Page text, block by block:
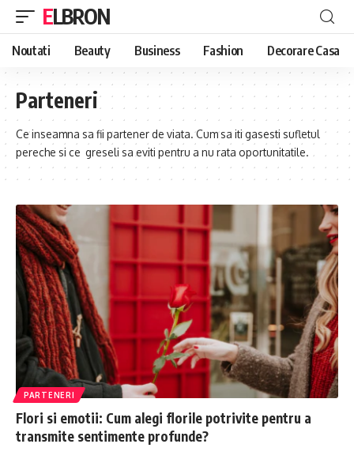
ELBRON
Noutati Beauty Business Fashion Decorare Casa
Parteneri
Ce inseamna sa fii partener de viata. Cum sa iti gasesti sufletul
pereche si ce greseli sa eviti pentru a nu rata oportunitatile.
PARTENERI
Flori si emotii: Cum alegi florile potrivite pentru a
transmite sentimente profunde?